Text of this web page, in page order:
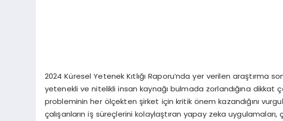
2024 Küresel Yetenek Kıtlığı Raporu’nda yer verilen araştırma
yetenekli ve nitelikli insan kaynağı bulmada zorlandığına dikkat
probleminin her ölçekten şirket için kritik önem kazandığını
çalışanların iş süreçlerini kolaylaştıran yapay zeka uygulamaları,